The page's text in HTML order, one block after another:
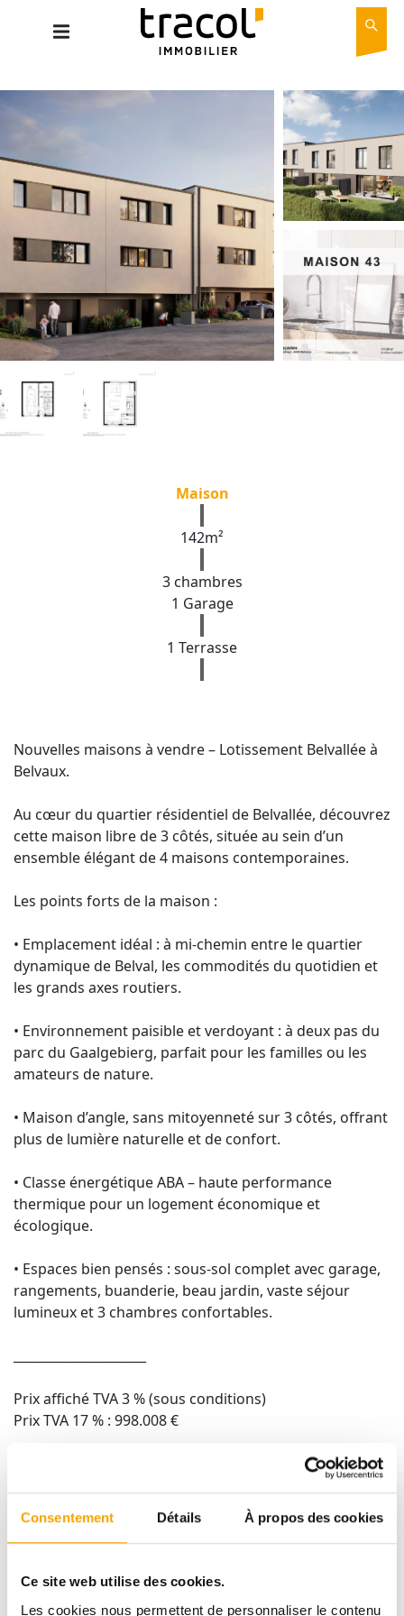
Consentement Détails À propos des cookies
Ce site web utilise des cookies.
Les cookies nous permettent de personnaliser le contenu
Maison
142m²
3 chambres
1 Garage
1 Terrasse
Nouvelles maisons à vendre – Lotissement Belvallée à
Belvaux.
Au cœur du quartier résidentiel de Belvallée, découvrez
cette maison libre de 3 côtés, située au sein d’un
ensemble élégant de 4 maisons contemporaines.
Les points forts de la maison :
• Emplacement idéal : à mi-chemin entre le quartier
dynamique de Belval, les commodités du quotidien et
les grands axes routiers.
• Environnement paisible et verdoyant : à deux pas du
parc du Gaalgebierg, parfait pour les familles ou les
amateurs de nature.
• Maison d’angle, sans mitoyenneté sur 3 côtés, offrant
plus de lumière naturelle et de confort.
• Classe énergétique ABA – haute performance
thermique pour un logement économique et
écologique.
• Espaces bien pensés : sous-sol complet avec garage,
rangements, buanderie, beau jardin, vaste séjour
lumineux et 3 chambres confortables.
Prix affiché TVA 3 % (sous conditions)
Prix TVA 17 % : 998.008 €
📞 Afafe FAHI – (+352) 691 112 111
📧 afafe.fahi@tracol.lu